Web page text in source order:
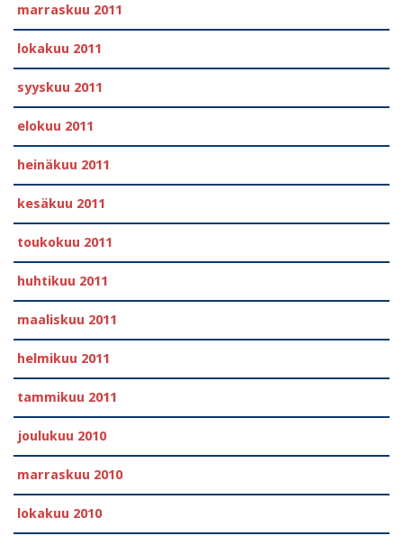
marraskuu 2011
lokakuu 2011
syyskuu 2011
elokuu 2011
heinäkuu 2011
kesäkuu 2011
toukokuu 2011
huhtikuu 2011
maaliskuu 2011
helmikuu 2011
tammikuu 2011
joulukuu 2010
marraskuu 2010
lokakuu 2010